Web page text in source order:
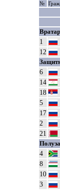
№
1
12
6
14
18
5
17
2
21
4
8
10
3